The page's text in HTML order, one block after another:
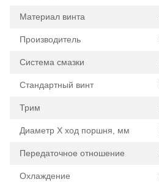
Материал винта
Производитель
Система смазки
Стандартный винт
Трим
Диаметр Х ход поршня, мм
Передаточное отношение
Охлаждение